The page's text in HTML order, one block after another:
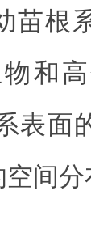
苗根
和
表面
间分